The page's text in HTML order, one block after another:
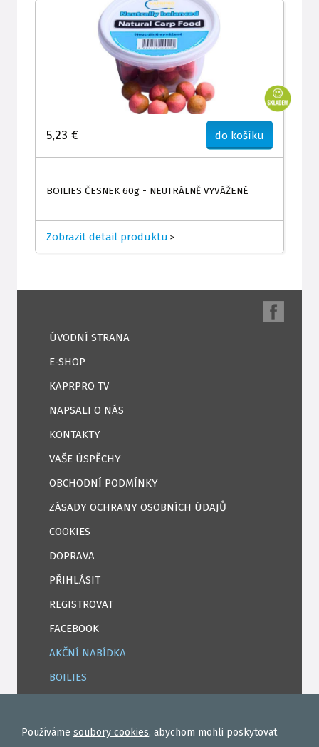
5,23 € do košíku
BOILIES ČESNEK 60g - NEUTRÁLNĚ VYVÁŽENÉ
Zobrazit detail produktu >
ÚVODNÍ STRANA
E-SHOP
KAPRPRO TV
NAPSALI O NÁS
KONTAKTY
VAŠE ÚSPĚCHY
OBCHODNÍ PODMÍNKY
ZÁSADY OCHRANY OSOBNÍCH ÚDAJŮ
COOKIES
DOPRAVA
PŘIHLÁSIT
REGISTROVAT
FACEBOOK
AKČNÍ NABÍDKA
BOILIES
TEKUTÉ
Používáme soubory cookies, abychom mohli poskytovat